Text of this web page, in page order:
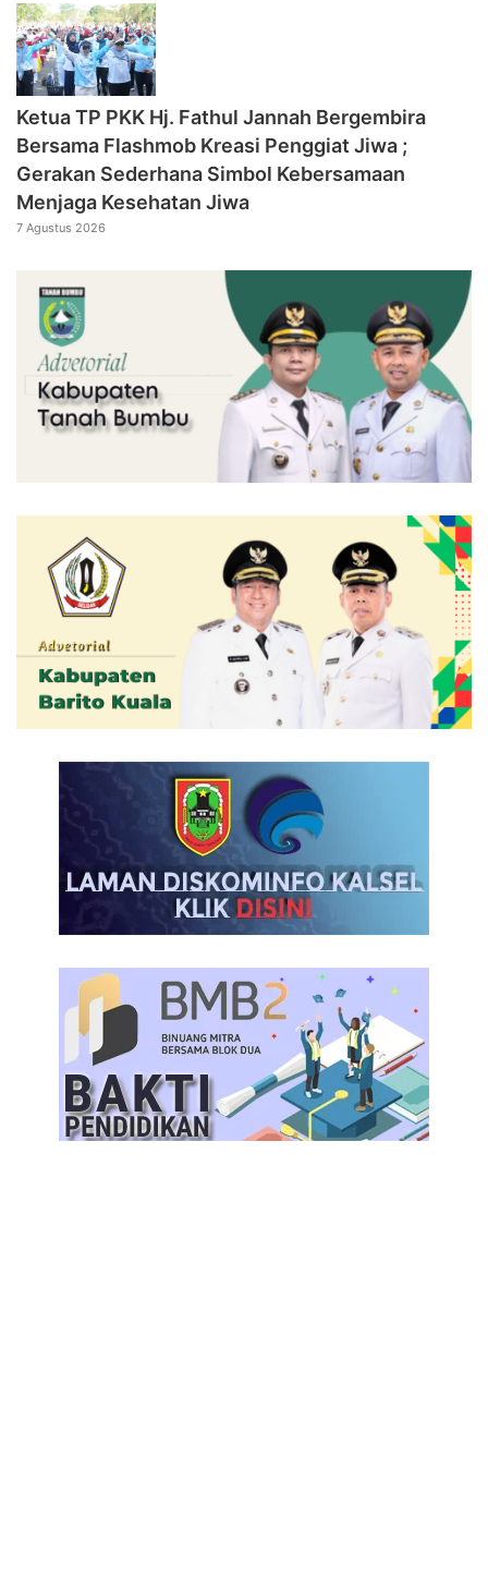
‎Ketua TP PKK Hj. Fathul Jannah Bergembira
Bersama Flashmob Kreasi Penggiat Jiwa ;
Gerakan Sederhana Simbol Kebersamaan
Menjaga Kesehatan Jiwa
7 Agustus 2026